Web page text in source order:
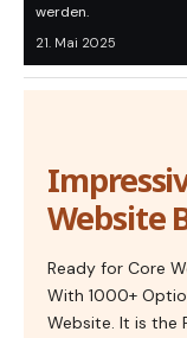
werden.
21. Mai 2025
Website
Ready for Core
With 1000+
Website. It is the